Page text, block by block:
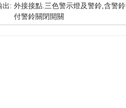
出: 外接接點.三色警示燈及警鈴,含警
鈴關閉開關